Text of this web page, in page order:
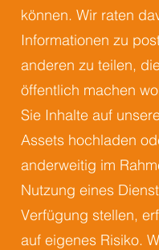
können. Wir raten
Informationen zu
anderen zu teilen,
öffentlich machen
Sie Inhalte auf
Assets hochladen
anderweitig im
Nutzung eines
Verfügung stellen,
auf eigenes Risiko.